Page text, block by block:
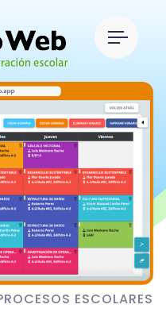
ESCOLARES